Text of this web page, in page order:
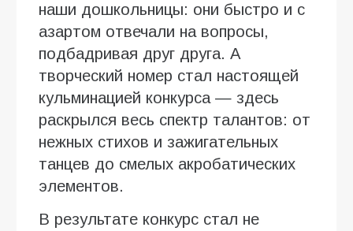
наши дошкольницы: они быстро и с
азартом отвечали на вопросы,
подбадривая друг друга. А
творческий номер стал настоящей
кульминацией конкурса — здесь
раскрылся весь спектр талантов: от
нежных стихов и зажигательных
танцев до смелых акробатических
элементов.
В результате конкурс стал не